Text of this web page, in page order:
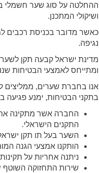
ההחלטה על סוג שער
ושיקולי המתכנן.
כאשר מדובר בכניסת רכבים
נגיפה.
מדינת ישראל קבעה תקן
ומתייחס לאמצעי הבטיחות
אנו בחברת שערים, ממליצים
בתקני הבטיחות, ימנע פגיעה
החברה אשר מתקינה את
התקנים הישראלי.
השער בעל תו תקן
הותקנו אמצעי הגנה
ניתנה אחריות על
שירות התחזוקה השוטף